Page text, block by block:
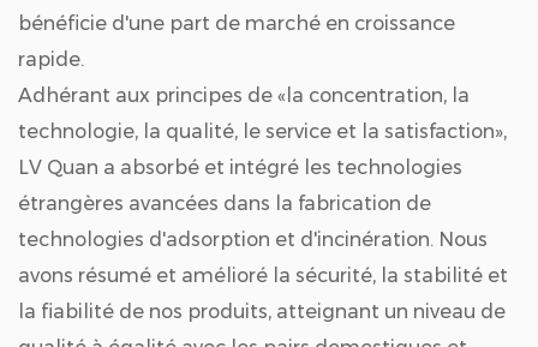
bénéficie d'une part de marché en croissance
rapide.
Adhérant aux principes de «la concentration, la
technologie, la qualité, le service et la satisfaction»,
LV Quan a absorbé et intégré les technologies
étrangères avancées dans la fabrication de
technologies d'adsorption et d'incinération. Nous
avons résumé et amélioré la sécurité, la stabilité et
la fiabilité de nos produits, atteignant un niveau de